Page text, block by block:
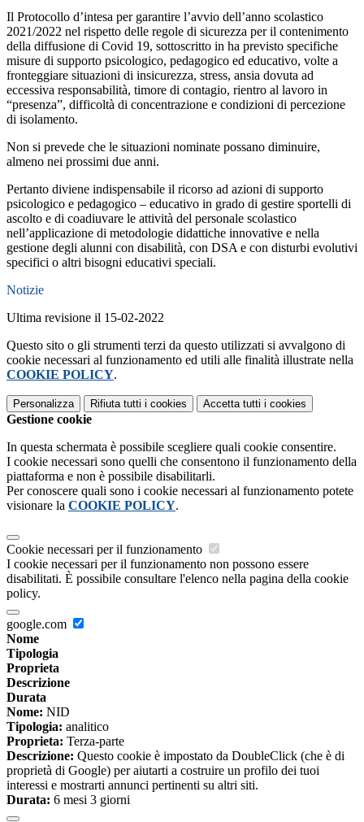
Il Protocollo d’intesa per garantire l’avvio dell’anno scolastico
2021/2022 nel rispetto delle regole di sicurezza per il contenimento
della diffusione di Covid 19, sottoscritto in ha previsto specifiche
misure di supporto psicologico, pedagogico ed educativo, volte a
fronteggiare situazioni di insicurezza, stress, ansia dovuta ad
eccessiva responsabilità, timore di contagio, rientro al lavoro in
“presenza”, difficoltà di concentrazione e condizioni di percezione
di isolamento.
Non si prevede che le situazioni nominate possano diminuire,
almeno nei prossimi due anni.
Pertanto diviene indispensabile il ricorso ad azioni di supporto
psicologico e pedagogico – educativo in grado di gestire sportelli di
ascolto e di coadiuvare le attività del personale scolastico
nell’applicazione di metodologie didattiche innovative e nella
gestione degli alunni con disabilità, con DSA e con disturbi evolutivi
specifici o altri bisogni educativi speciali.
Notizie
Ultima revisione il 15-02-2022
Questo sito o gli strumenti terzi da questo utilizzati si avvalgono di
cookie necessari al funzionamento ed utili alle finalità illustrate nella
COOKIE POLICY.
Personalizza Rifiuta tutti i cookies Accetta tutti i cookies
Gestione cookie
In questa schermata è possibile scegliere quali cookie consentire.
I cookie necessari sono quelli che consentono il funzionamento della
piattaforma e non è possibile disabilitarli.
Per conoscere quali sono i cookie necessari al funzionamento potete
visionare la COOKIE POLICY.
Cookie necessari per il funzionamento
I cookie necessari per il funzionamento non possono essere
disabilitati. È possibile consultare l'elenco nella pagina della cookie
policy.
google.com
Nome
Tipologia
Proprieta
Descrizione
Durata
Nome: NID
Tipologia: analitico
Proprieta: Terza-parte
Descrizione: Questo cookie è impostato da DoubleClick (che è di
proprietà di Google) per aiutarti a costruire un profilo dei tuoi
interessi e mostrarti annunci pertinenti su altri siti.
Durata: 6 mesi 3 giorni